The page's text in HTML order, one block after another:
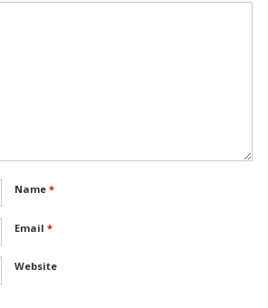
Name *
Email *
Website